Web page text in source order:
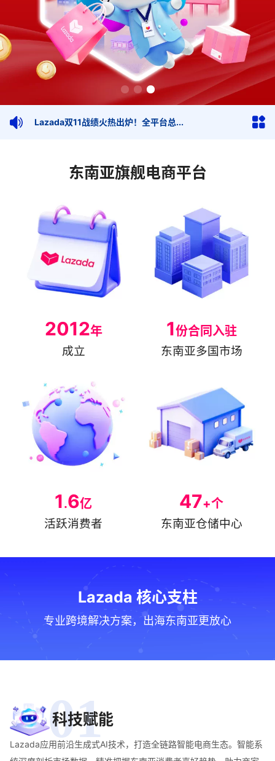
Lazada双11战绩火热出炉！全平台总...
东南亚旗舰电商平台
2012年
成立
1份合同入驻
东南亚多国市场
1.6亿
活跃消费者
47+个
东南亚仓储中心
Lazada 核心支柱
专业跨境解决方案，出海东南亚更放心
01
科技赋能
Lazada应用前沿生成式AI技术，打造全链路智能电商生态。智能系